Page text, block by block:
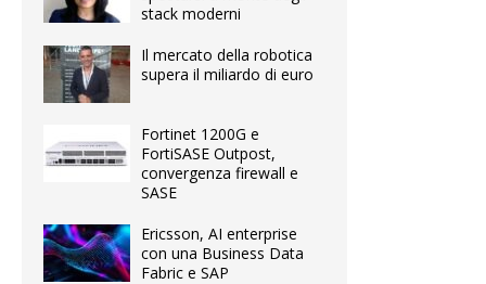
stack moderni
Il mercato della robotica
supera il miliardo di euro
Fortinet 1200G e
FortiSASE Outpost,
convergenza firewall e
SASE
Ericsson, AI enterprise
con una Business Data
Fabric e SAP